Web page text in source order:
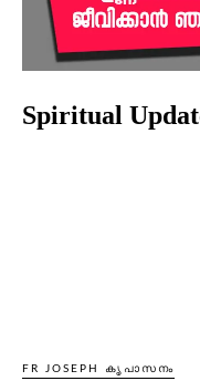
Spiritual
FR JOSEPH കൃപാസനം